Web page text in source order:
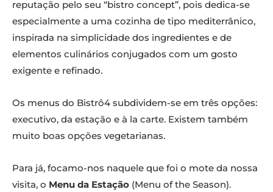
reputação pelo seu “bistro concept”, pois dedica-se
especialmente a uma cozinha de tipo mediterrânico,
inspirada na simplicidade dos ingredientes e de
elementos culinários conjugados com um gosto
exigente e refinado.
Os menus do Bistrô4 subdividem-se em três opções:
executivo, da estação e à la carte. Existem também
muito boas opções vegetarianas.
Para já, focamo-nos naquele que foi o mote da nossa
visita, o Menu da Estação (Menu of the Season).